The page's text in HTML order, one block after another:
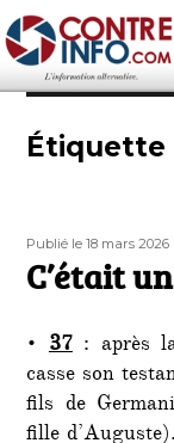
Contre-Info
Étiquette
Publié
le
Publié le 18 mars 2026
C’était
• 37 : après
casse son
fils de
fille